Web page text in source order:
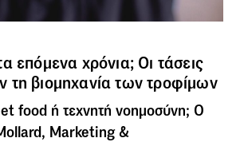
επόμενα χρόνια; Οι τάσεις
τη βιομηχανία των τροφίμων
food ή τεχνητή νοημοσύνη; Ο
Marketing &